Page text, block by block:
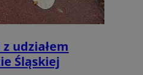
udziałem
Śląskiej